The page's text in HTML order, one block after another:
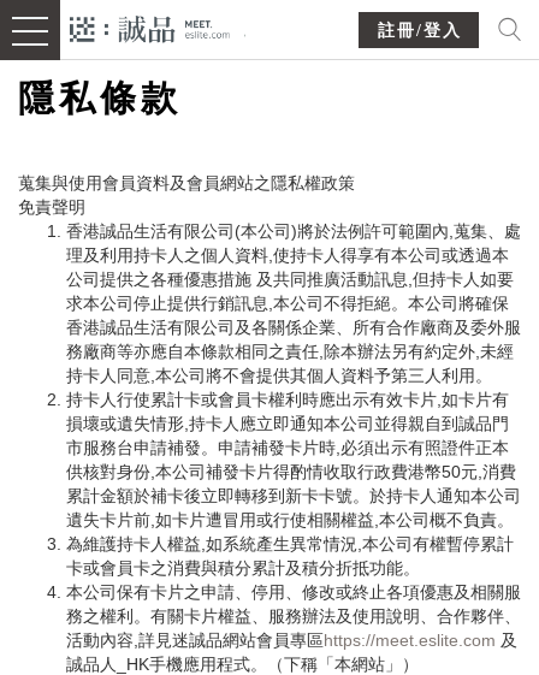
註冊/登入
隱私條款
蒐集與使用會員資料及會員網站之隱私權政策
免責聲明
香港誠品生活有限公司(本公司)將於法例許可範圍內,蒐集、處
理及利用持卡人之個人資料,使持卡人得享有本公司或透過本
公司提供之各種優惠措施 及共同推廣活動訊息,但持卡人如要
求本公司停止提供行銷訊息,本公司不得拒絕。本公司將確保
香港誠品生活有限公司及各關係企業、所有合作廠商及委外服
務廠商等亦應自本條款相同之責任,除本辦法另有約定外,未經
持卡人同意,本公司將不會提供其個人資料予第三人利用。
持卡人行使累計卡或會員卡權利時應出示有效卡片,如卡片有
損壞或遺失情形,持卡人應立即通知本公司並得親自到誠品門
市服務台申請補發。申請補發卡片時,必須出示有照證件正本
供核對身份,本公司補發卡片得酌情收取行政費港幣50元,消費
累計金額於補卡後立即轉移到新卡卡號。於持卡人通知本公司
遺失卡片前,如卡片遭冒用或行使相關權益,本公司概不負責。
為維護持卡人權益,如系統產生異常情況,本公司有權暫停累計
卡或會員卡之消費與積分累計及積分折抵功能。
本公司保有卡片之申請、停用、修改或終止各項優惠及相關服
務之權利。有關卡片權益、服務辦法及使用說明、合作夥伴、
活動內容,詳見迷誠品網站會員專區https://meet.eslite.com 及
誠品人_HK手機應用程式。（下稱「本網站」）